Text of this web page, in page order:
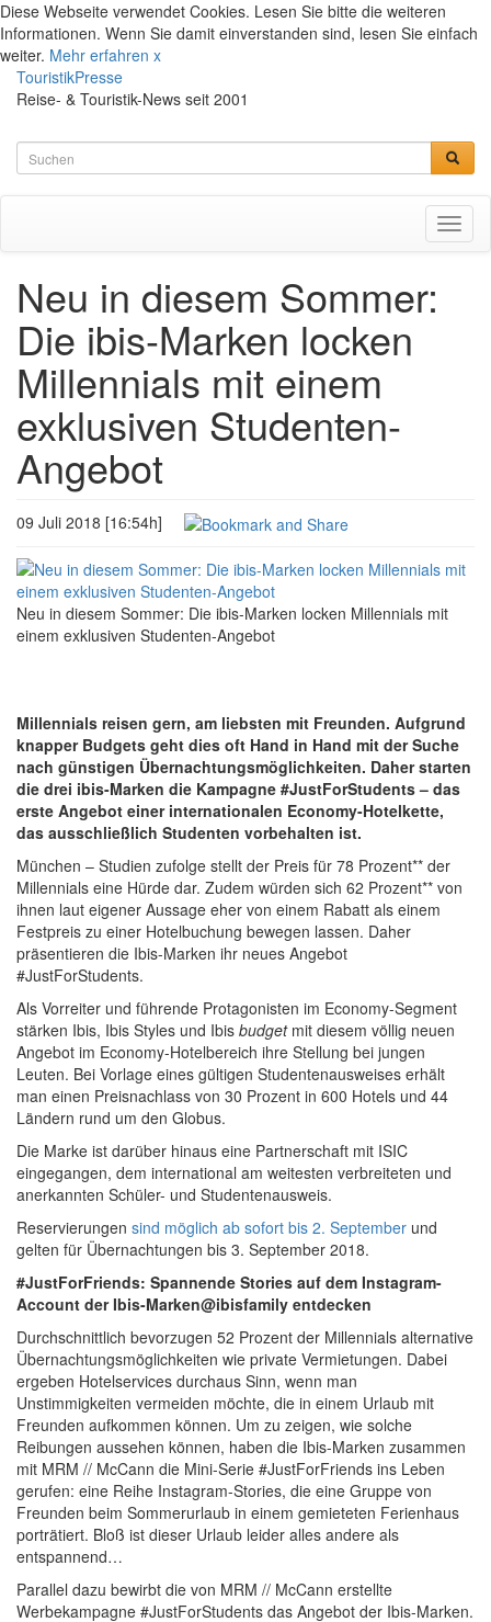
Diese Webseite verwendet Cookies. Lesen Sie bitte die weiteren
Informationen. Wenn Sie damit einverstanden sind, lesen Sie einfach
weiter. Mehr erfahren x
TouristikPresse
Reise- & Touristik-News seit 2001
Neu in diesem Sommer:
Die ibis-Marken locken
Millennials mit einem
exklusiven Studenten-
Angebot
09 Juli 2018 [16:54h]
Neu in diesem Sommer: Die ibis-Marken locken Millennials mit
einem exklusiven Studenten-Angebot
Millennials reisen gern, am liebsten mit Freunden. Aufgrund
knapper Budgets geht dies oft Hand in Hand mit der Suche
nach günstigen Übernachtungsmöglichkeiten. Daher starten
die drei ibis-Marken die Kampagne #JustForStudents – das
erste Angebot einer internationalen Economy-Hotelkette,
das ausschließlich Studenten vorbehalten ist.
München – Studien zufolge stellt der Preis für 78 Prozent** der
Millennials eine Hürde dar. Zudem würden sich 62 Prozent** von
ihnen laut eigener Aussage eher von einem Rabatt als einem
Festpreis zu einer Hotelbuchung bewegen lassen. Daher
präsentieren die Ibis-Marken ihr neues Angebot
#JustForStudents.
Als Vorreiter und führende Protagonisten im Economy-Segment
stärken Ibis, Ibis Styles und Ibis budgetmit diesem völlig neuen
Angebot im Economy-Hotelbereich ihre Stellung bei jungen
Leuten. Bei Vorlage eines gültigen Studentenausweises erhält
man einen Preisnachlass von 30 Prozent in 600 Hotels und 44
Ländern rund um den Globus.
Die Marke ist darüber hinaus eine Partnerschaft mit ISIC
eingegangen, dem international am weitesten verbreiteten und
anerkannten Schüler- und Studentenausweis.
Reservierungen sind möglich ab sofort bis 2. September und
gelten für Übernachtungen bis 3. September 2018.
#JustForFriends: Spannende Stories auf dem Instagram-
Account der Ibis-Marken@ibisfamily entdecken
Durchschnittlich bevorzugen 52 Prozent der Millennials alternative
Übernachtungsmöglichkeiten wie private Vermietungen. Dabei
ergeben Hotelservices durchaus Sinn, wenn man
Unstimmigkeiten vermeiden möchte, die in einem Urlaub mit
Freunden aufkommen können. Um zu zeigen, wie solche
Reibungen aussehen können, haben die Ibis-Marken zusammen
mit MRM // McCann die Mini-Serie #JustForFriends ins Leben
gerufen: eine Reihe Instagram-Stories, die eine Gruppe von
Freunden beim Sommerurlaub in einem gemieteten Ferienhaus
porträtiert. Bloß ist dieser Urlaub leider alles andere als
entspannend…
Parallel dazu bewirbt die von MRM // McCann erstellte
Werbekampagne #JustForStudents das Angebot der Ibis-Marken.